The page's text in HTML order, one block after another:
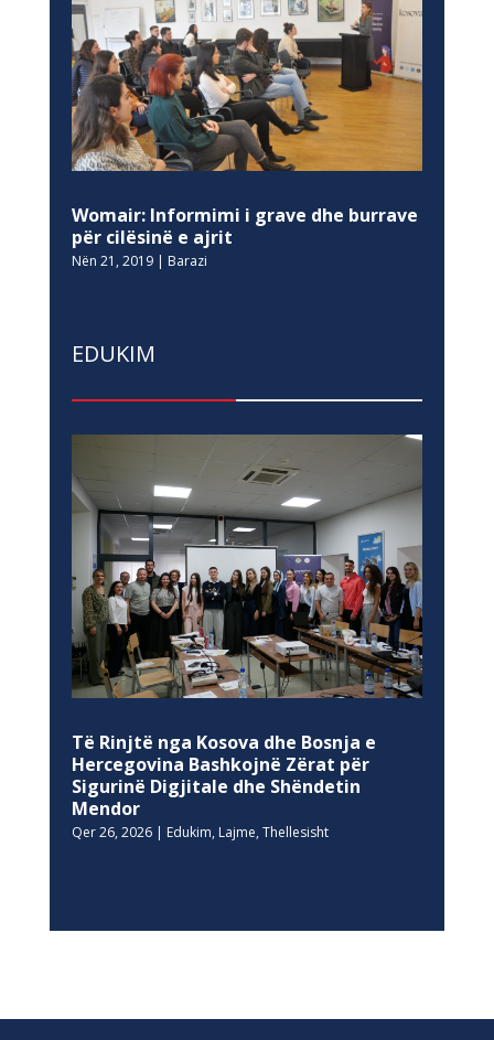
Womair: Informimi i grave dhe burrave
për cilësinë e ajrit
Nën 21, 2019| Barazi
EDUKIM
Të Rinjtë nga Kosova dhe Bosnja e
Hercegovina Bashkojnë Zërat për
Sigurinë Digjitale dhe Shëndetin
Mendor
Qer 26, 2026| Edukim, Lajme, Thellesisht